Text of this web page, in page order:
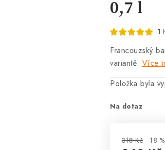
0,7 l
1
Francouzský
variantě. Více
Položka byla
Na dotaz
318 Kč -18 %